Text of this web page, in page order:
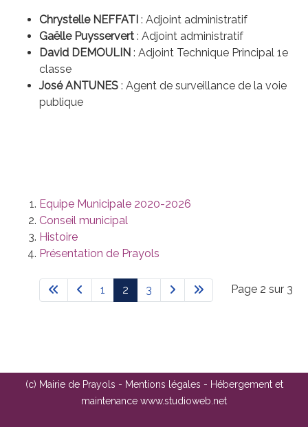
Chrystelle NEFFATI : Adjoint administratif
Gaëlle Puysservert : Adjoint administratif
David DEMOULIN : Adjoint Technique Principal 1e
classe
José ANTUNES : Agent de surveillance de la voie
publique
Equipe Municipale 2020-2026
Conseil municipal
Histoire
Présentation de Prayols
Page 2 sur 3
1 2 3
(c) Mairie de Prayols - Mentions légales - Hébergement et
maintenance www.studioweb.net